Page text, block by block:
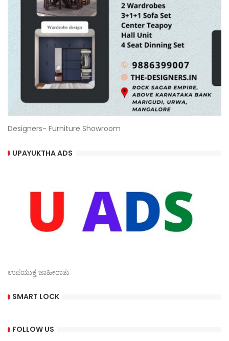
Designers- Furniture Showroom
UPAYUKTHA ADS
ಉಪಯುಕ್ತ ಜಾಹೀರಾತು
SMART LOCK
FOLLOW US